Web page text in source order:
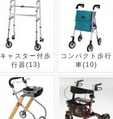
キャスター付歩
行器 (13)
コンパクト歩行
車(10)